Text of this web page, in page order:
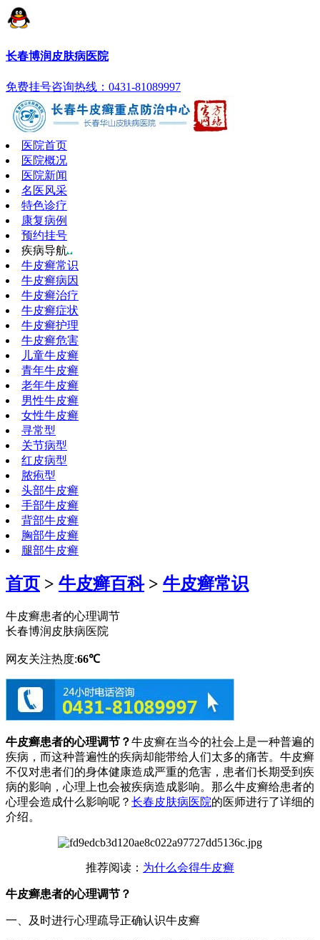
长春博润皮肤病医院
免费挂号咨询热线：0431-81089997
医院首页
医院概况
医院新闻
名医风采
特色诊疗
康复病例
预约挂号
疾病导航
牛皮癣常识
牛皮癣病因
牛皮癣治疗
牛皮癣症状
牛皮癣护理
牛皮癣危害
儿童牛皮癣
青年牛皮癣
老年牛皮癣
男性牛皮癣
女性牛皮癣
寻常型
关节病型
红皮病型
脓疱型
头部牛皮癣
手部牛皮癣
背部牛皮癣
胸部牛皮癣
腿部牛皮癣
首页 > 牛皮癣百科> 牛皮癣常识
牛皮癣患者的心理调节
长春博润皮肤病医院
网友关注热度:66℃
牛皮癣患者的心理调节？牛皮癣在当今的社会上是一种普遍的
疾病，而这种普遍性的疾病却能带给人们太多的痛苦。牛皮癣
不仅对患者们的身体健康造成严重的危害，患者们长期受到疾
病的影响，心理上也会被疾病造成影响。那么牛皮癣给患者的
心理会造成什么影响呢？ 长春皮肤病医院的医师进行了详细的
介绍。
推荐阅读： 为什么会得牛皮癣
牛皮癣患者的心理调节？
一、及时进行心理疏导正确认识牛皮癣